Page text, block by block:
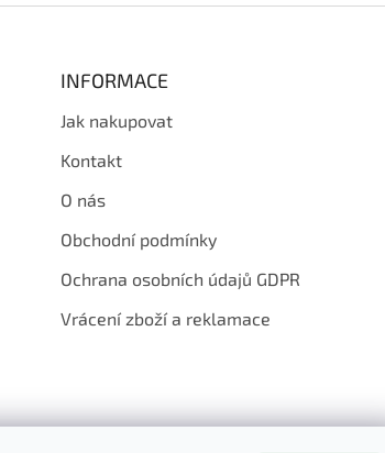
INFORMACE
Jak nakupovat
Kontakt
O nás
Obchodní podmínky
Ochrana osobních údajů GDPR
Vrácení zboží a reklamace